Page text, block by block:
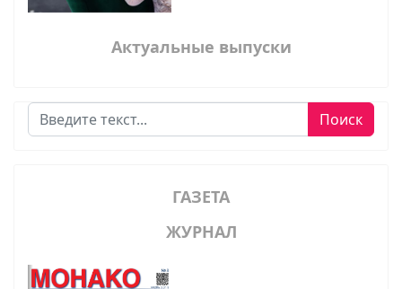
Актуальные выпуски
Поиск Поиск
ГАЗЕТА
ЖУРНАЛ